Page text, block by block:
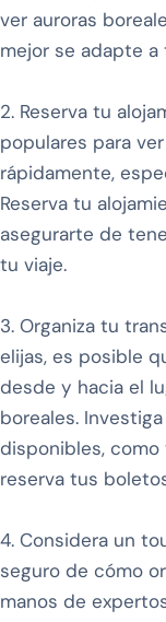
ver auroras
mejor se adapte
2. Reserva tu
populares para
rápidamente,
Reserva tu
asegurarte de
tu viaje.
3. Organiza tu
elijas, es posible
desde y hacia el
boreales.
disponibles,
reserva tus
4. Considera un
seguro de cómo
manos de